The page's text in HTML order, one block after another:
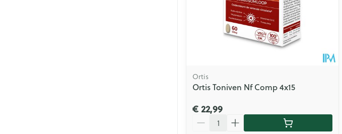
Ortis
Ortis Toniven Nf Comp 4x15
€ 22,99